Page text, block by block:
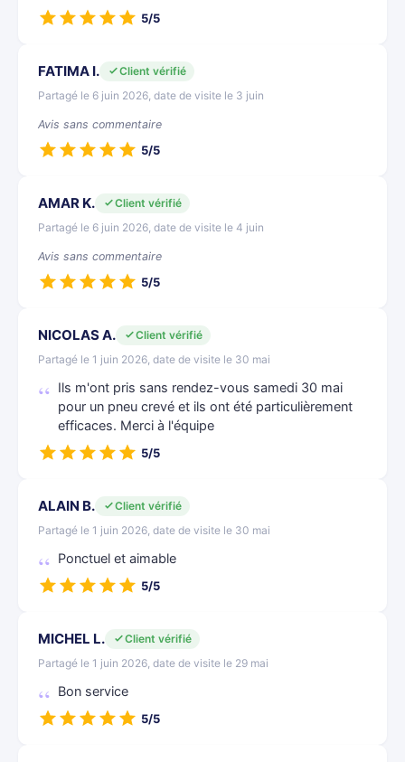
5/5
FATIMA I.
Client vérifié
Partagé le 6 juin 2026, date de visite le 3 juin
Avis sans commentaire
5/5
AMAR K.
Client vérifié
Partagé le 6 juin 2026, date de visite le 4 juin
Avis sans commentaire
5/5
NICOLAS A.
Client vérifié
Partagé le 1 juin 2026, date de visite le 30 mai
Ils m'ont pris sans rendez-vous samedi 30 mai
pour un pneu crevé et ils ont été particulièrement
efficaces. Merci à l'équipe
5/5
ALAIN B.
Client vérifié
Partagé le 1 juin 2026, date de visite le 30 mai
Ponctuel et aimable
5/5
MICHEL L.
Client vérifié
Partagé le 1 juin 2026, date de visite le 29 mai
Bon service
5/5